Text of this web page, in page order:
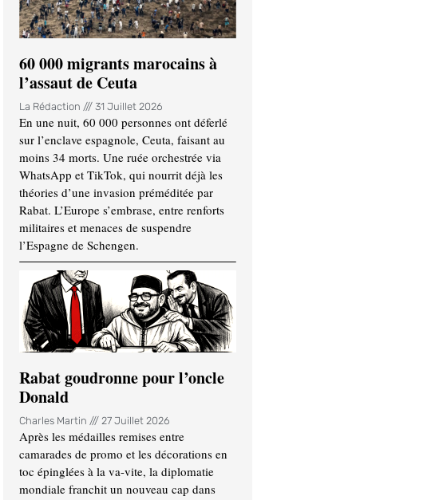
60 000 migrants marocains à
l’assaut de Ceuta
La Rédaction 31 Juillet 2026
En une nuit, 60 000 personnes ont déferlé
sur l’enclave espagnole, Ceuta, faisant au
moins 34 morts. Une ruée orchestrée via
WhatsApp et TikTok, qui nourrit déjà les
théories d’une invasion préméditée par
Rabat. L’Europe s’embrase, entre renforts
militaires et menaces de suspendre
l’Espagne de Schengen.
Rabat goudronne pour l’oncle
Donald
Charles Martin 27 Juillet 2026
Après les médailles remises entre
camarades de promo et les décorations en
toc épinglées à la va-vite, la diplomatie
mondiale franchit un nouveau cap dans